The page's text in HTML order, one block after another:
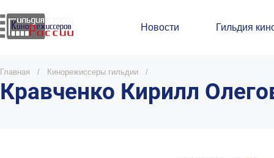
Новости Гильдия
Главная / Кинорежиссеры гильдии /
Кравченко Кирилл